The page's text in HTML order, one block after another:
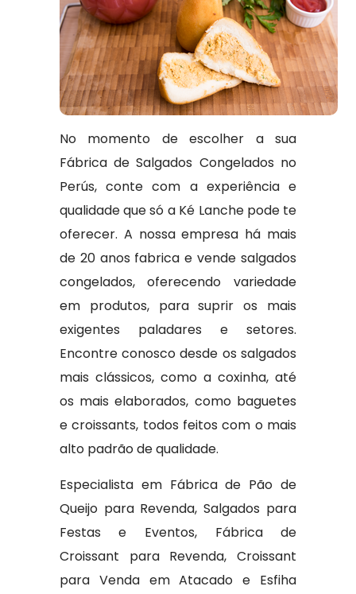
No momento de escolher a sua
Fábrica de Salgados Congelados no
Perús, conte com a experiência e
qualidade que só a Ké Lanche pode te
oferecer. A nossa empresa há mais
de 20 anos fabrica e vende salgados
congelados, oferecendo variedade
em produtos, para suprir os mais
exigentes paladares e setores.
Encontre conosco desde os salgados
mais clássicos, como a coxinha, até
os mais elaborados, como baguetes
e croissants, todos feitos com o mais
alto padrão de qualidade.
Especialista em Fábrica de Pão de
Queijo para Revenda, Salgados para
Festas e Eventos, Fábrica de
Croissant para Revenda, Croissant
para Venda em Atacado e Esfiha